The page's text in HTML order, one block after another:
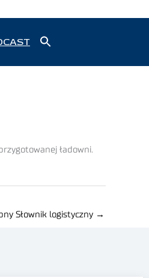
ładowni.
Słownik logistyczny →